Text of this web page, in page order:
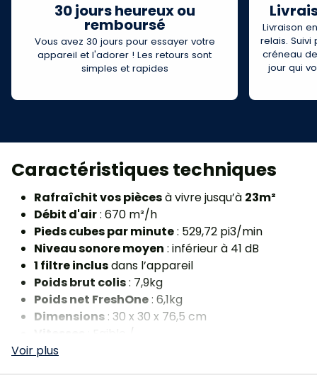
30 jours heureux ou
remboursé
Vous avez 30 jours pour essayer votre
appareil et l'adorer ! Les retours sont
simples et rapides
Livraison
relais. Suivi
créneau
jour qui
Caractéristiques techniques
Rafraîchit vos piècesà vivre jusqu’à 23m²
Débit d'air: 670 m³/h
‎Pieds cubes par minute: 529,72 pi3/min
Niveau sonore moyen : inférieur à 41 dB
1 filtre inclusdans l’appareil
Poids brut colis: 7,9kg
Poids net FreshOne: 6,1kg
Dimensions : 30 x 30 x 76,5 cm
: Faible /
Moyenne / Élevée